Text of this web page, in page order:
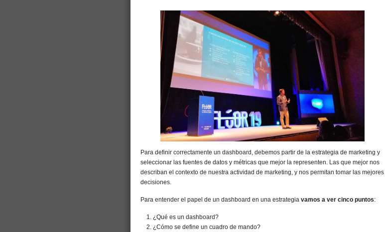
Para definir correctamente un dashboard, debemos partir de la estrategia de marketing y
seleccionar las fuentes de datos y métricas que mejor la representen. Las que mejor nos
describan el contexto de nuestra actividad de marketing, y nos permitan tomar las mejores
decisiones.
Para entender el papel de un dashboard en una estrategia vamos a ver cinco puntos:
¿Qué es un dashboard?
¿Cómo se define un cuadro de mando?